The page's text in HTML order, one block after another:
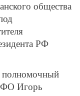
общества
РФ
полномочный
Игорь